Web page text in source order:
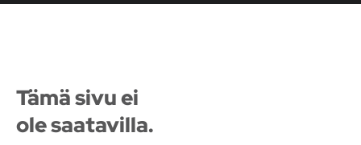
Tämä sivu ei
ole saatavilla.